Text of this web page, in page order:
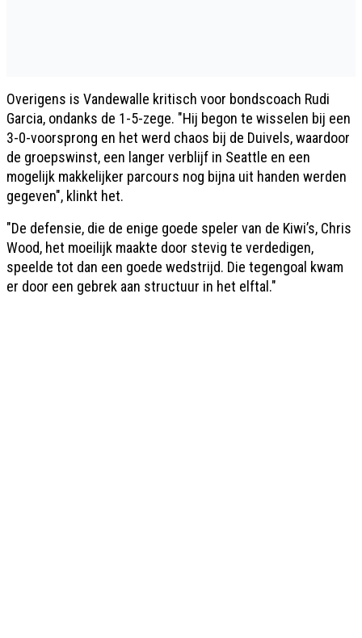
Overigens is Vandewalle kritisch voor bondscoach Rudi
Garcia, ondanks de 1-5-zege. "Hij begon te wisselen bij een
3-0-voorsprong en het werd chaos bij de Duivels, waardoor
de groepswinst, een langer verblijf in Seattle en een
mogelijk makkelijker parcours nog bijna uit handen werden
gegeven", klinkt het.
"De defensie, die de enige goede speler van de Kiwi’s, Chris
Wood, het moeilijk maakte door stevig te verdedigen,
speelde tot dan een goede wedstrijd. Die tegengoal kwam
er door een gebrek aan structuur in het elftal."